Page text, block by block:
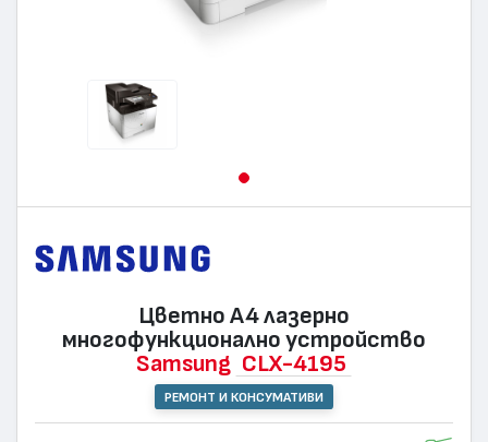
Цветно А4 лазернo
многофункционално устройство
Samsung CLX-4195
РЕМОНТ И КОНСУМАТИВИ